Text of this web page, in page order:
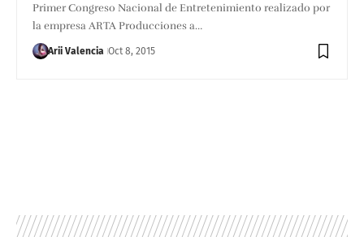
Primer Congreso Nacional de Entretenimiento realizado por
la empresa ARTA Producciones a…
Arii Valencia Oct 8, 2015